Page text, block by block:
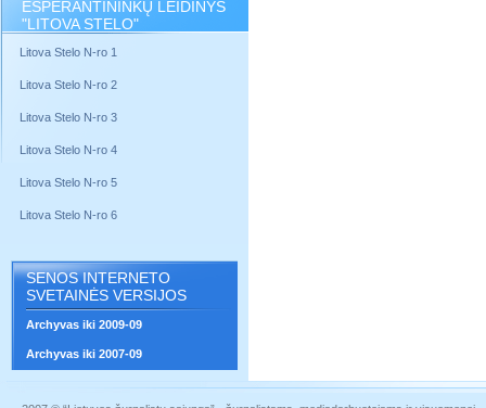
ESPERANTININKŲ LEIDINYS
"LITOVA STELO"
Litova Stelo N-ro 1
Litova Stelo N-ro 2
Litova Stelo N-ro 3
Litova Stelo N-ro 4
Litova Stelo N-ro 5
Litova Stelo N-ro 6
SENOS INTERNETO
SVETAINĖS VERSIJOS
Archyvas iki 2009-09
Archyvas iki 2007-09